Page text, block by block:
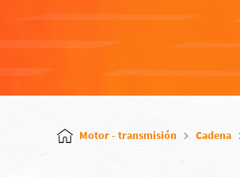
Motor - transmisión Cadena